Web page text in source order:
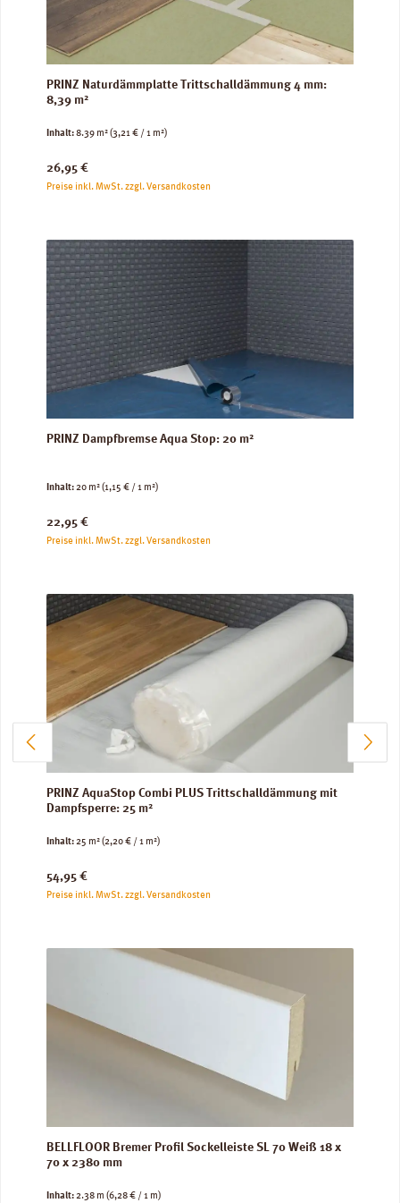
PRINZ Naturdämmplatte Trittschalldämmung 4 mm:
8,39 m²
Inhalt:8.39 m²(3,21 € / 1 m²)
Regulärer Preis:
26,95 €
Preise inkl. MwSt. zzgl. Versandkosten
PRINZ Dampfbremse Aqua Stop: 20 m²
Inhalt:20 m²(1,15 € / 1 m²)
Regulärer Preis:
22,95 €
Preise inkl. MwSt. zzgl. Versandkosten
PRINZ AquaStop Combi PLUS Trittschalldämmung mit
Dampfsperre: 25 m²
Inhalt:25 m²(2,20 € / 1 m²)
Regulärer Preis:
54,95 €
Preise inkl. MwSt. zzgl. Versandkosten
BELLFLOOR Bremer Profil Sockelleiste SL 70 Weiß 18 x
70 x 2380 mm
Inhalt:2.38 m (6,28 € / 1 m)